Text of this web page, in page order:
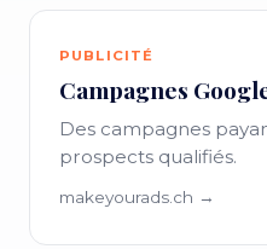
PUBLICITÉ
Campagnes
Des campagnes
prospects qualifiés.
makeyourads.ch →